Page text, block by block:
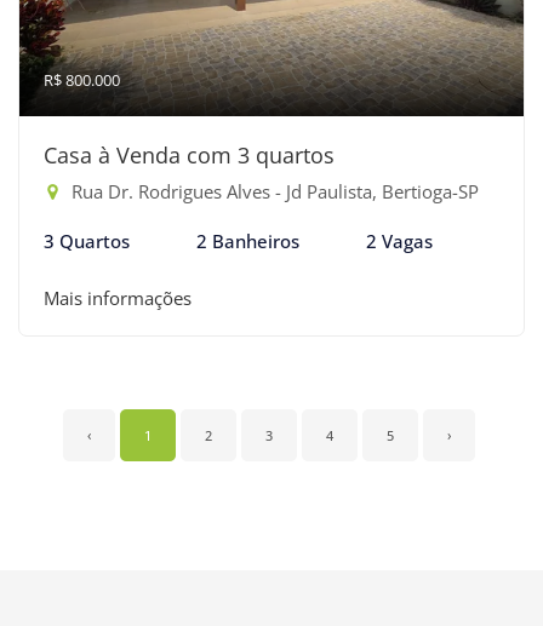
R$ 800.000
Casa à Venda com 3 quartos
Rua Dr. Rodrigues Alves - Jd Paulista, Bertioga-SP
3 Quartos 2 Banheiros 2 Vagas
Mais informações
‹ 1 2 3 4 5 ›